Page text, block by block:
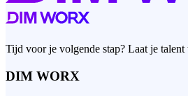
Tijd voor je volgende stap? Laat je
DIM WORX